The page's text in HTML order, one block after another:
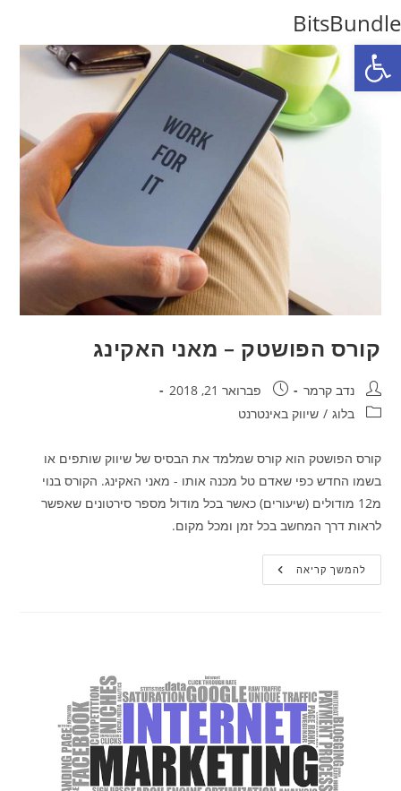
פתח סרגל נגישות
to
content
BitsBundle
קורס הפושטק – מאני האקינג
מחבר:נדב קרמר פורסם:פברואר 21, 2018
קטגוריה:
בלוג / שיווק באינטרנט
קורס הפושטק הוא קורס שמלמד את הבסיס של שיווק שותפים או
בשמו החדש כפי שאדם טל מכנה אותו - מאני האקינג. הקורס בנוי
מ12 מודולים (שיעורים) כאשר בכל מודול מספר סירטונים שאפשר
לראות דרך המחשב בכל זמן ומכל מקום.
להמשך קריאהקורס
הפושטק